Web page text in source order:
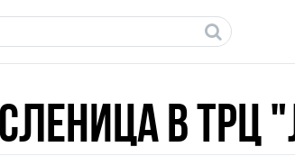
в ТРЦ